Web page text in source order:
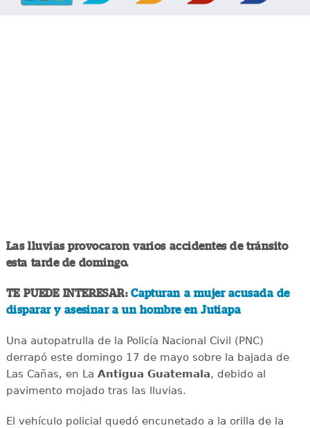
Las lluvias provocaron varios accidentes de tránsito
esta tarde de domingo.
TE PUEDE INTERESAR:Capturan a mujer acusada de
disparar y asesinar a un hombre en Jutiapa
Una autopatrulla de la Policía Nacional Civil (PNC)
derrapó este domingo 17 de mayo sobre la bajada de
Las Cañas, en La Antigua Guatemala, debido al
pavimento mojado tras las lluvias.
El vehículo policial quedó encunetado a la orilla de la